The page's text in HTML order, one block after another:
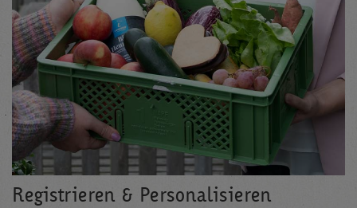
Registrieren & Personalisieren